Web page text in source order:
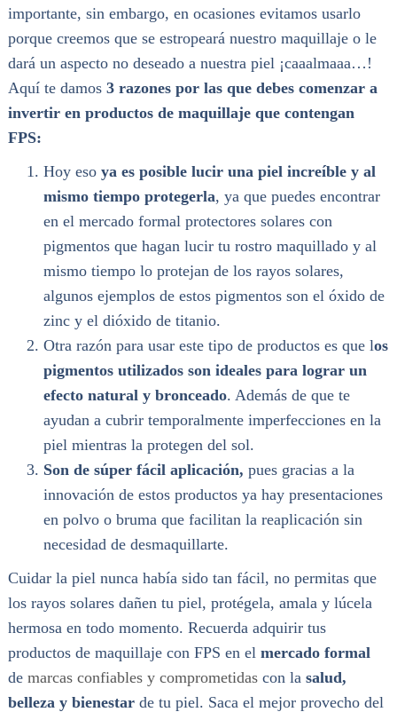
importante, sin embargo, en ocasiones evitamos usarlo
porque creemos que se estropeará nuestro maquillaje o le
dará un aspecto no deseado a nuestra piel ¡caaalmaaa…!
Aquí te damos 3 razones por las que debes comenzar a
invertir en productos de maquillaje que contengan
FPS:
Hoy eso ya es posible lucir una piel increíble y al
mismo tiempo protegerla, ya que puedes encontrar
en el mercado formal protectores solares con
pigmentos que hagan lucir tu rostro maquillado y al
mismo tiempo lo protejan de los rayos solares,
algunos ejemplos de estos pigmentos son el óxido de
zinc y el dióxido de titanio.
Otra razón para usar este tipo de productos es que los
pigmentos utilizados son ideales para lograr un
efecto natural y bronceado. Además de que te
ayudan a cubrir temporalmente imperfecciones en la
piel mientras la protegen del sol.
Son de súper fácil aplicación, pues gracias a la
innovación de estos productos ya hay presentaciones
en polvo o bruma que facilitan la reaplicación sin
necesidad de desmaquillarte.
Cuidar la piel nunca había sido tan fácil, no permitas que
los rayos solares dañen tu piel, protégela, amala y lúcela
hermosa en todo momento. Recuerda adquirir tus
productos de maquillaje con FPS en el mercado formal
de marcas confiables y comprometidascon la salud,
belleza y bienestarde tu piel. Saca el mejor provecho del